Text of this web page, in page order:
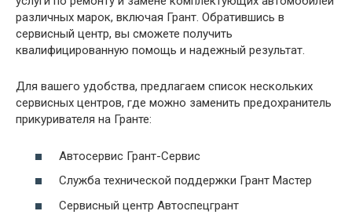
различных марок, включая Грант. Обратившись в
сервисный центр, вы сможете получить
квалифицированную помощь и надежный результат.
Для вашего удобства, предлагаем список нескольких
сервисных центров, где можно заменить предохранитель
прикуривателя на Гранте:
Автосервис Грант-Сервис
Служба технической поддержки Грант Мастер
Сервисный центр Автоспецгрант